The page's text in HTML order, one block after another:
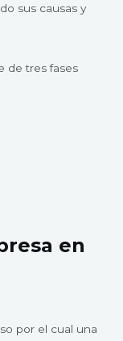
sus causas y
de tres fases
en
por el cual una